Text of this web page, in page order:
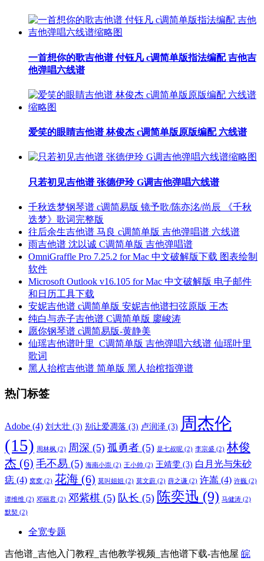
一首想你的歌吉他谱 付钰凡 c调简单版指法编配 吉他吉
他弹唱六线谱
爱笑的眼睛吉他谱 林俊杰 c调简单版原版编配 六线谱
只若初见吉他谱 张德伊玲 G调吉他弹唱六线谱
千秋迭梦钢琴谱 c调简易版 镜予歌/陈亦洺/尚辰 《千秋
迭梦》歌词完整版
往后余生吉他谱 马良 c调简单版 吉他弹唱谱 六线谱
雨吉他谱 沈以诚 C调简单版 吉他弹唱谱
OmniGraffle Pro 7.25.2 for Mac 中文破解版下载 图表绘制
软件
Microsoft Outlook v16.105 for Mac 中文破解版 电子邮件
和日历工具下载
安妮吉他谱 c调简单版 安妮吉他谱扫弦原版 王杰
纯白与赤子吉他谱 C调简单版 廖峻涛
愿你钢琴谱 c调简易版-黄静美
仙瑶吉他谱叶里_C调简单版 吉他弹唱六线谱 仙瑶叶里
歌词
黑人抬棺吉他谱 简单版 黑人抬棺指弹谱
热门标签
Adobe (4) 刘大壮 (3) 别让爱凋落 (3) 卢润泽 (3) 周杰伦
(15) 周林枫 (2) 周深 (5) 孤勇者 (5) 是七叔呢 (2) 李宗盛 (2) 林俊
杰 (6) 毛不易 (5) 海南小崇 (2) 王小帅 (2) 王靖雯 (3) 白月光与朱砂
痣 (4) 窝窝 (2) 花海 (6) 莫叫姐姐 (2) 莫文蔚 (2) 薛之谦 (2) 许嵩 (4) 许巍 (2)
谭维维 (2) 邓丽君 (2) 邓紫棋 (5) 队长 (5) 陈奕迅 (9) 马健涛 (2)
默契 (2)
全宽专题
吉他谱_吉他入门教程_吉他教学视频_吉他谱下载-吉他屋 皖